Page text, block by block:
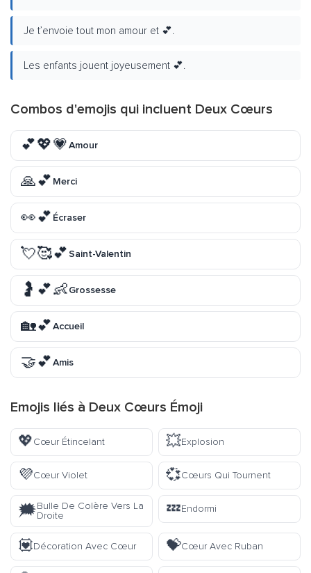
Je t’envoie tout mon amour et 💕.
Les enfants jouent joyeusement 💕.
Combos d'emojis qui incluent Deux Cœurs
💕💖💗Amour
🙏💕 Merci
👀💕 Écraser
💘🥰💕 Saint-Valentin
🤰💕👶Grossesse
🏡💕Accueil
🤝💕Amis
Emojis liés à Deux Cœurs Émoji
💖Cœur Étincelant 💥Explosion
💜Cœur Violet 💞Cœurs Qui Tournent
🗯️Bulle De Colère Vers La
Droite
💤Endormi
💟Décoration Avec Cœur 💝Cœur Avec Ruban